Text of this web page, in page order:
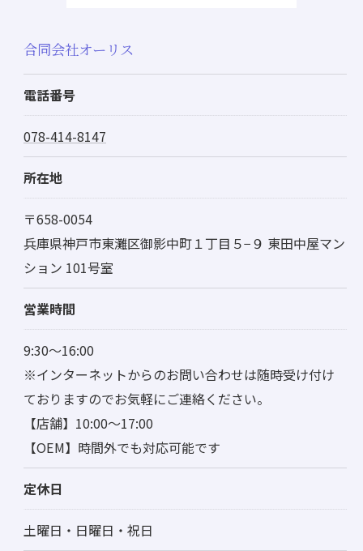
合同会社オーリス
電話番号
078-414-8147
所在地
〒658-0054
兵庫県神戸市東灘区御影中町１丁目５−９ 東田中屋マン
ション 101号室
営業時間
9:30～16:00
※インターネットからのお問い合わせは随時受け付け
ておりますのでお気軽にご連絡ください。
【店舗】10:00～17:00
【OEM】時間外でも対応可能です
定休日
土曜日・日曜日・祝日